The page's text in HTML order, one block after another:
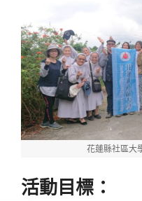
館
花蓮縣社區大
活動目標：